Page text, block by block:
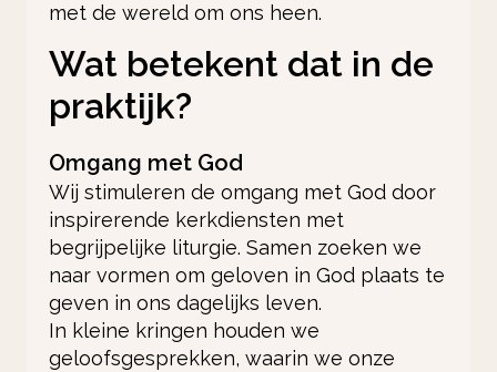
met de wereld om ons heen.
Wat betekent dat in de
praktijk?
Omgang met God
Wij stimuleren de omgang met God door
inspirerende kerkdiensten met
begrijpelijke liturgie. Samen zoeken we
naar vormen om geloven in God plaats te
geven in ons dagelijks leven.
In kleine kringen houden we
geloofsgesprekken, waarin we onze